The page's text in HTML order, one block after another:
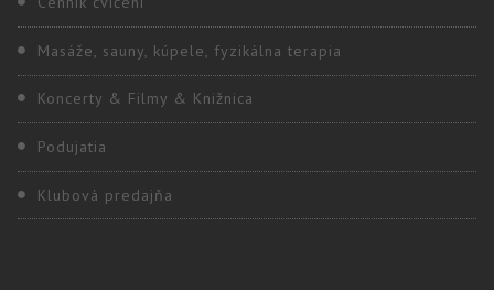
Masáže, sauny, kúpele, fyzikálna terapia
Koncerty & Filmy & Knižnica
Podujatia
Klubová predajňa